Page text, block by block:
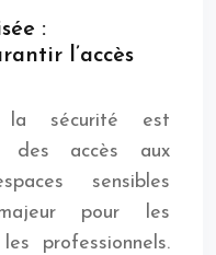
:
l’accès
sécurité est
des accès aux
sensibles
pour les
professionnels.